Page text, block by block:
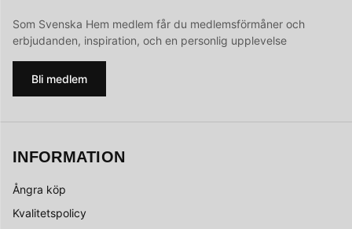
Som Svenska Hem medlem får du medlemsförmåner och
erbjudanden, inspiration, och en personlig upplevelse
Bli medlem
INFORMATION
Ångra köp
Kvalitetspolicy